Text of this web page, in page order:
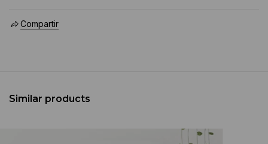
Compartir
Similar products